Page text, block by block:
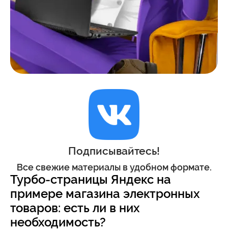
Подписывайтесь!
Все свежие материалы в удобном формате.
Турбо-страницы Яндекс на
примере магазина электронных
товаров: есть ли в них
необходимость?